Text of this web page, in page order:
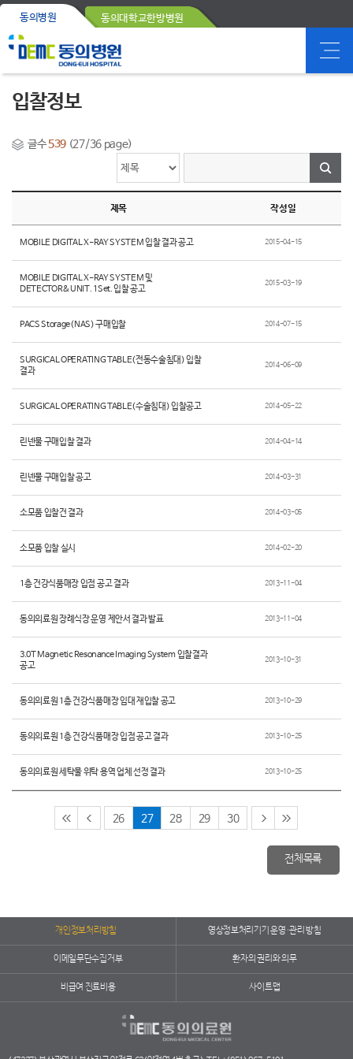
동의병원 동의대학교한방병원
입찰정보
글수539 (27/36 page)
제목 작성일
MOBILE DIGITAL X-RAY SYSTEM 입찰 결과 공고 2015-04-15
MOBILE DIGITAL X-RAY SYSTEM 및
DETECTOR&UNIT. 1Set. 입찰 공고
2015-03-19
PACS Storage(NAS) 구매입찰 2014-07-15
SURGICAL OPERATING TABLE(전동수술침대) 입찰
결과
2014-06-09
SURGICAL OPERATING TABLE(수술침대) 입찰공고 2014-05-22
린넨물 구매입찰 결과 2014-04-14
린넨물 구매입찰 공고 2014-03-31
소모품 입찰건 결과 2014-03-05
소모품 입찰 실시 2014-02-20
1층 건강식품매장 입점 공고 결과 2013-11-04
동의의료원 장례식장 운영 제안서 결과 발표 2013-11-04
3.0T Magnetic Resonance Imaging System 입찰결과
공고
2013-10-31
동의의료원 1층 건강식품매장 임대 재입찰 공고 2013-10-29
동의의료원 1층 건강식품매장 입점 공고 결과 2013-10-25
동의의료원 세탁물 위탁 용역 업체 선정 결과 2013-10-25
26 27 28 29 30
전체목록
개인정보처리방침 영상정보처리기기 운영·관리 방침
이메일무단수집거부 환자의 권리와 의무
비급여 진료비용 사이트맵